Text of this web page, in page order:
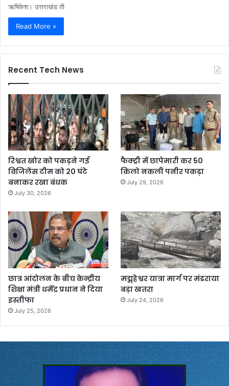
ऋषिकेश। उत्तराखंड ती
Read More »
Recent Tech News
रिश्वत खोर को पकड़ने गई
विजिलेंस टीम को 20 घंटे
बनाकर रखा बंधक
July 30, 2026
फैक्ट्री में छापेमारी कर 50
किलो नकली पनीर पकड़ा
July 29, 2026
छात्र आंदोलन के बीच केन्द्रीय
शिक्षा मंत्री धर्मेंद्र प्रधान ने दिया
इस्तीफा
July 25, 2026
मद्महेश्वर यात्रा मार्ग पर मंडराया
बड़ा खतरा
July 24, 2026